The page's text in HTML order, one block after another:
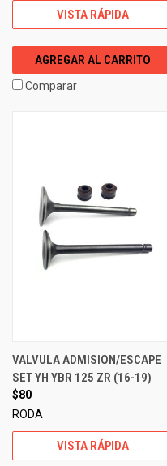
VISTA RÁPIDA
AGREGAR AL CARRITO
Comparar
VALVULA ADMISION/ESCAPE
SET YH YBR 125 ZR (16-19)
$80
RODA
VISTA RÁPIDA